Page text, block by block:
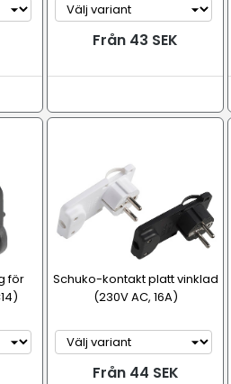
Från 43 SEK
för
Schuko-kontakt platt vinklad
(230V AC, 16A)
Från 44 SEK